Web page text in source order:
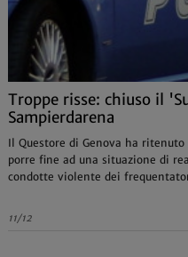
Troppe risse: chiuso il
Sampierdarena
Il Questore di Genova ha
porre fine ad una situazione di
condotte violente dei
11/12